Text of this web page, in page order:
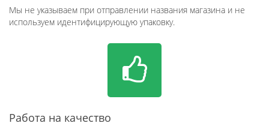
Мы не указываем при отправлении названия магазина и не
используем идентифицирующую упаковку.
Работа на качество